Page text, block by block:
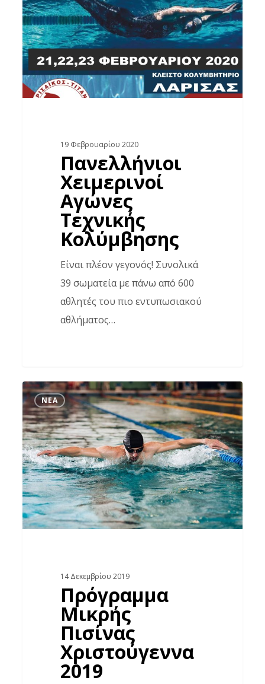
Τεχνικής
Κολύμβησης
19 Φεβρουαρίου 2020
Πανελλήνιοι
Χειμερινοί
Αγώνες
Τεχνικής
Κολύμβησης
Είναι πλέον γεγονός! Συνολικά
39 σωματεία με πάνω από 600
αθλητές του πιο εντυπωσιακού
αθλήματος…
Πρόγραμμα
Μικρής
Πισίνας
Χριστούγεννα
2019
ΝΈΑ
14 Δεκεμβρίου 2019
Πρόγραμμα
Μικρής
Πισίνας
Χριστούγεννα
2019